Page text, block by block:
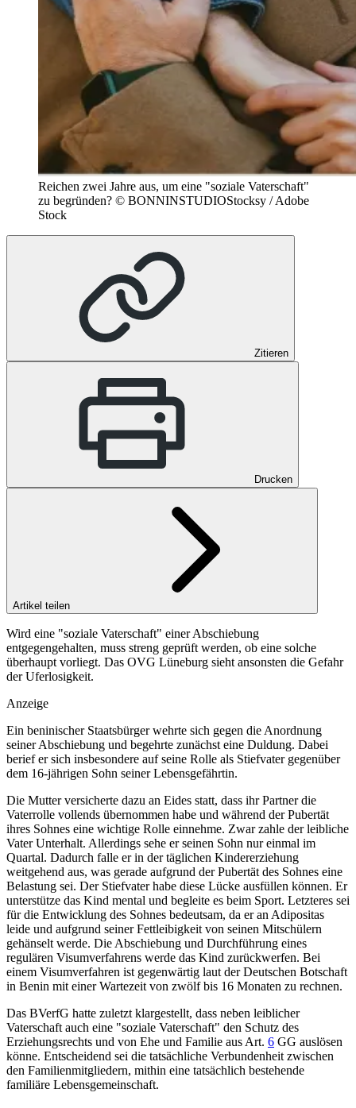
Reichen zwei Jahre aus, um eine "soziale Vaterschaft"
zu begründen? © BONNINSTUDIOStocksy / Adobe
Stock
Zitieren
Drucken
Artikel teilen
Wird eine "soziale Vaterschaft" einer Abschiebung
entgegengehalten, muss streng geprüft werden, ob eine solche
überhaupt vorliegt. Das OVG Lüneburg sieht ansonsten die Gefahr
der Uferlosigkeit.
Anzeige
Ein beninischer Staatsbürger wehrte sich gegen die Anordnung
seiner Abschiebung und begehrte zunächst eine Duldung. Dabei
berief er sich insbesondere auf seine Rolle als Stiefvater gegenüber
dem 16-jährigen Sohn seiner Lebensgefährtin.
Die Mutter versicherte dazu an Eides statt, dass ihr Partner die
Vaterrolle vollends übernommen habe und während der Pubertät
ihres Sohnes eine wichtige Rolle einnehme. Zwar zahle der leibliche
Vater Unterhalt. Allerdings sehe er seinen Sohn nur einmal im
Quartal. Dadurch falle er in der täglichen Kindererziehung
weitgehend aus, was gerade aufgrund der Pubertät des Sohnes eine
Belastung sei. Der Stiefvater habe diese Lücke ausfüllen können. Er
unterstütze das Kind mental und begleite es beim Sport. Letzteres sei
für die Entwicklung des Sohnes bedeutsam, da er an Adipositas
leide und aufgrund seiner Fettleibigkeit von seinen Mitschülern
gehänselt werde. Die Abschiebung und Durchführung eines
regulären Visumverfahrens werde das Kind zurückwerfen. Bei
einem Visumverfahren ist gegenwärtig laut der Deutschen Botschaft
in Benin mit einer Wartezeit von zwölf bis 16 Monaten zu rechnen.
Das BVerfG hatte zuletzt klargestellt, dass neben leiblicher
Vaterschaft auch eine "soziale Vaterschaft" den Schutz des
Erziehungsrechts und von Ehe und Familie aus Art. 6 GG auslösen
könne. Entscheidend sei die tatsächliche Verbundenheit zwischen
den Familienmitgliedern, mithin eine tatsächlich bestehende
familiäre Lebensgemeinschaft.